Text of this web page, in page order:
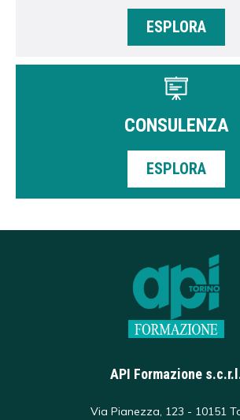
ESPLORA
CONSULENZA
ESPLORA
API Formazione
Via Pianezza, 123 - 10151